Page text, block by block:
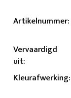
Artikelnummer:
Vervaardigd
uit:
Kleurafwerking: